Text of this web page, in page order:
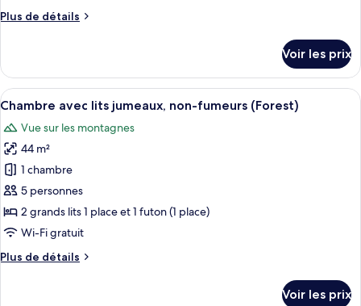
chambre :
avec
lits
jumeaux,
non-
fumeurs
Plus de détails
Plus
le
type
de
Chambre
Standard
avec
lits
jumeaux,
non-
fumeurs
Voir les prix
Afficher
toutes
les
photos
pour
ce
type
de
chambre :
Chambre
Une chambre d’hôtel avec un lit en
13
Chambre avec lits jumeaux, non-fumeurs (Forest)
Vue sur les montagnes
44 m²
1 chambre
5 personnes
2 grands lits 1 place et 1 futon (1 place)
Wi-Fi gratuit
Plus de détails
Plus
Voir les prix